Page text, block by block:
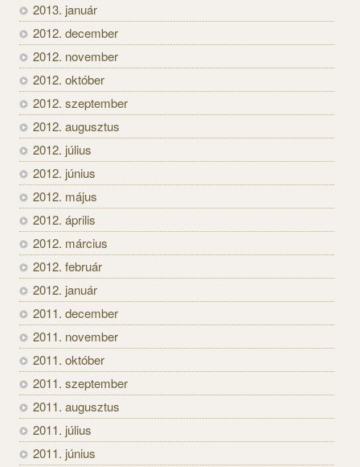
2013. január
2012. december
2012. november
2012. október
2012. szeptember
2012. augusztus
2012. július
2012. június
2012. május
2012. április
2012. március
2012. február
2012. január
2011. december
2011. november
2011. október
2011. szeptember
2011. augusztus
2011. július
2011. június